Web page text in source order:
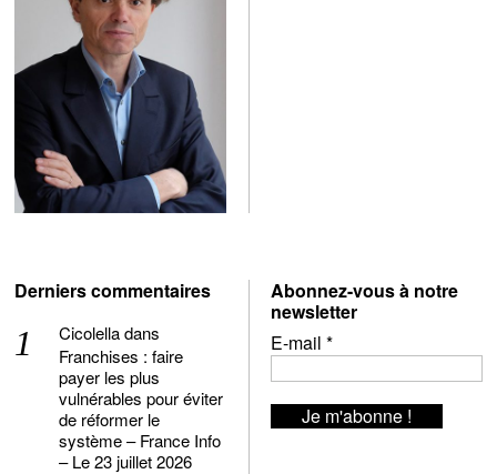
Derniers commentaires
Cicolelladans
Franchises : faire
payer les plus
vulnérables pour éviter
de réformer le
système – France Info
– Le 23 juillet 2026
Abonnez-vous à notre
newsletter
E-mail *